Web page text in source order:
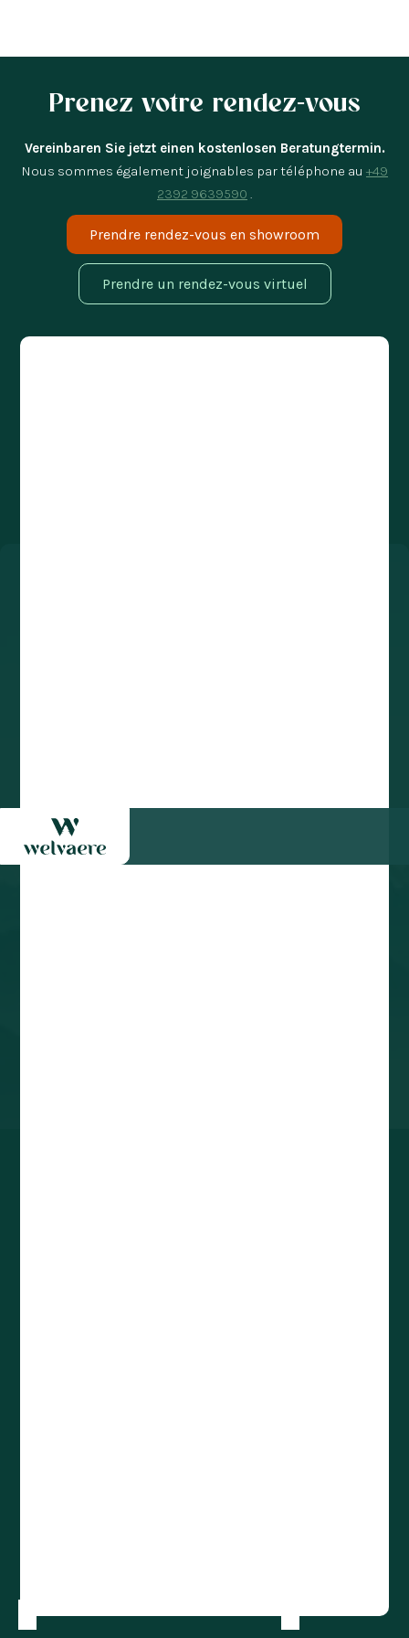
Prenez votre rendez-vous
Vereinbaren Sie jetzt einen kostenlosen Beratungtermin.
Nous sommes également joignables par téléphone au +49
2392 9639590 .
Prendre rendez-vous en showroom
Prendre un rendez-vous virtuel